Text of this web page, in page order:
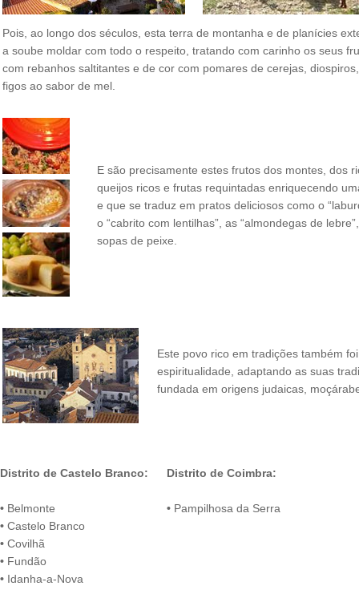
Pois, ao longo dos séculos, esta terra de montanha e de planícies
a soube moldar com todo o respeito, tratando com carinho os seus
com rebanhos saltitantes e de cor com pomares de cerejas,
figos ao sabor de mel.
E são precisamente estes frutos dos montes, dos
queijos ricos e frutas requintadas enriquecendo
e que se traduz em pratos deliciosos como o
o “cabrito com lentilhas”, as “almondegas de
sopas de peixe.
Este povo rico em tradições também
espiritualidade, adaptando as suas
fundada em origens judaicas,
Distrito de Castelo Branco: Distrito de Coimbra:
• Belmonte
• Castelo Branco
• Covilhã
• Fundão
• Idanha-a-Nova
• Pampilhosa da Serra